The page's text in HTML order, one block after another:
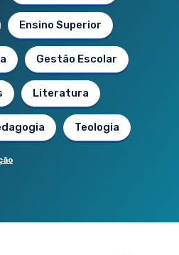
Ensino Superior
Gestão Escolar
Literatura
Teologia